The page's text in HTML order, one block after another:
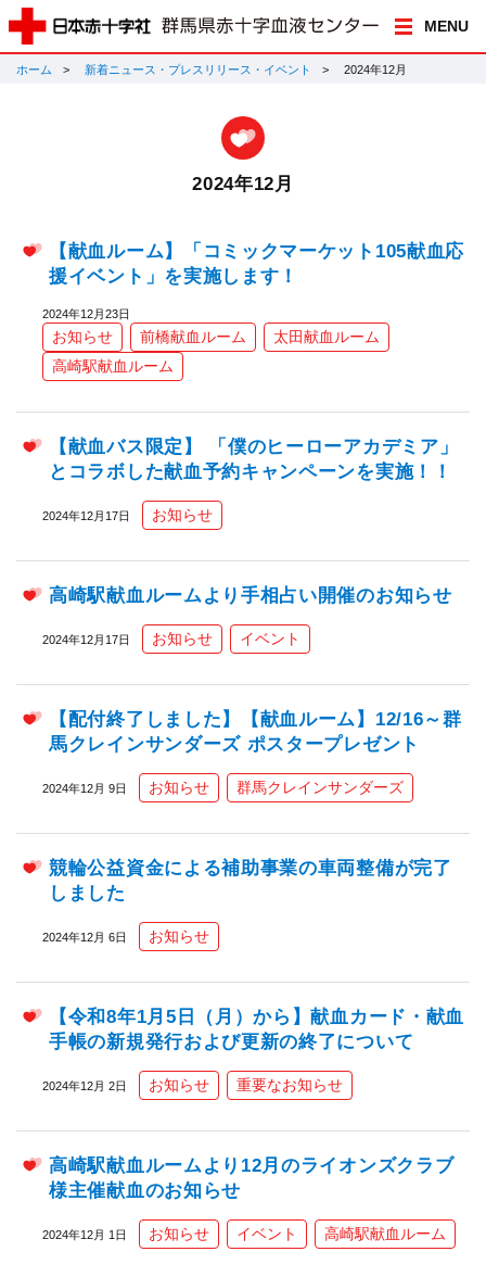
MENU
ホーム 新着ニュース・プレスリリース・イベント 2024年12月
2024年12月
【献血ルーム】「コミックマーケット105献血応
援イベント」を実施します！
2024年12月23日
お知らせ 前橋献血ルーム
太田献血ルーム
高崎駅献血ルーム
【献血バス限定】 「僕のヒーローアカデミア」
とコラボした献血予約キャンペーンを実施！！
2024年12月17日 お知らせ
高崎駅献血ルームより手相占い開催のお知らせ
2024年12月17日 お知らせ イベント
【配付終了しました】【献血ルーム】12/16～群
馬クレインサンダーズ ポスタープレゼント
2024年12月 9日 お知らせ 群馬クレインサンダーズ
競輪公益資金による補助事業の車両整備が完了
しました
2024年12月 6日 お知らせ
【令和8年1月5日（月）から】献血カード・献血
手帳の新規発行および更新の終了について
2024年12月 2日 お知らせ 重要なお知らせ
高崎駅献血ルームより12月のライオンズクラブ
様主催献血のお知らせ
2024年12月 1日 お知らせ イベント 高崎駅献血ルーム